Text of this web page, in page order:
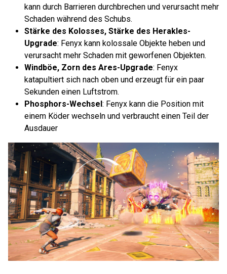
kann durch Barrieren durchbrechen und verursacht mehr
Schaden während des Schubs.
Stärke des Kolosses, Stärke des Herakles-
Upgrade: Fenyx kann kolossale Objekte heben und
verursacht mehr Schaden mit geworfenen Objekten.
Windböe, Zorn des Ares-Upgrade: Fenyx
katapultiert sich nach oben und erzeugt für ein paar
Sekunden einen Luftstrom.
Phosphors-Wechsel: Fenyx kann die Position mit
einem Köder wechseln und verbraucht einen Teil der
Ausdauer